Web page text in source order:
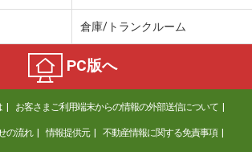
倉庫/トランクルーム
PC版へ
お客さまご利用端末からの情報の外部送信について
の流れ 情報提供元 不動産情報に関する免責事項